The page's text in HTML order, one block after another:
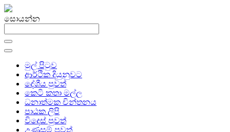
සොයන්න
මුල් පිටුව
ආර්ථික දියුනුවට
දේශීය පුවත්
කෙටි කතා මල්ල
ධනාත්මක චින්තනය
පාඨක ලිපි
විදෙස් පුවත්
උණුසුම් පුවත්